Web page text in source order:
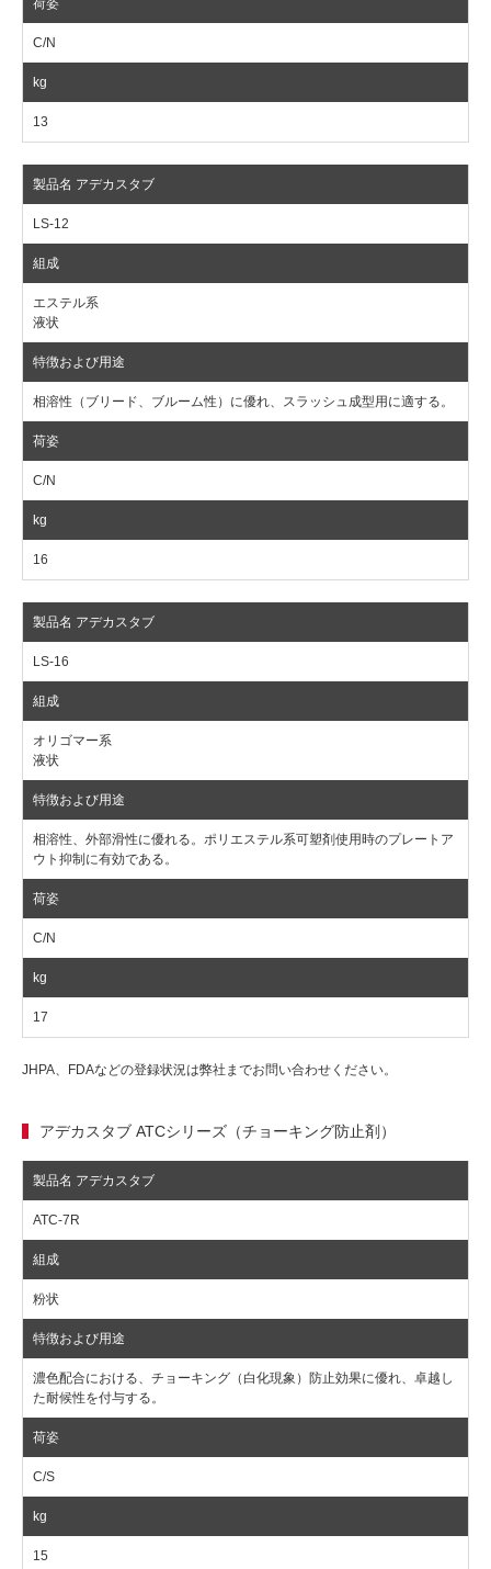
C/N
13
LS-12
エステル系
液状
相溶性（ブリード、ブルーム性）に優れ、スラッシュ成型用に適する。
C/N
16
LS-16
オリゴマー系
液状
相溶性、外部滑性に優れる。ポリエステル系可塑剤使用時のプレートア
ウト抑制に有効である。
C/N
17
JHPA、FDAなどの登録状況は弊社までお問い合わせください。
アデカスタブ ATCシリーズ（チョーキング防止剤）
ATC-7R
粉状
濃色配合における、チョーキング（白化現象）防止効果に優れ、卓越し
た耐候性を付与する。
C/S
15